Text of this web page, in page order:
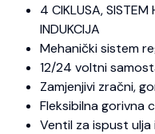
4 CIKLUSA,
INDUKCIJA
Mehanički sistem
12/24 voltni
Zamjenjivi zračni,
Fleksibilna gorivna
Ventil za ispust